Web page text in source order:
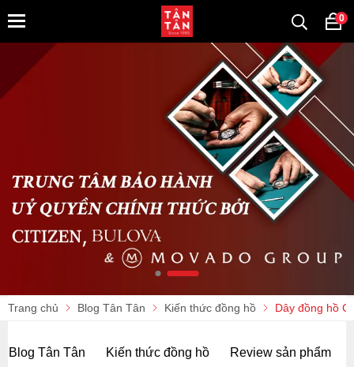
0
Trang chủ Blog Tân Tân Kiến thức đồng hồ Dây đồng hồ
Blog Tân Tân Kiến thức đồng hồ Review sản phẩm